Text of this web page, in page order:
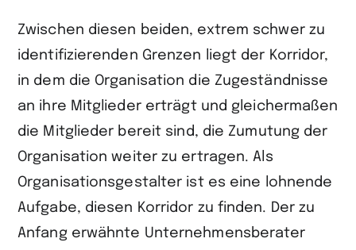
Zwischen diesen beiden, extrem schwer zu
identifizierenden Grenzen liegt der Korridor,
in dem die Organisation die Zugeständnisse
an ihre Mitglieder erträgt und gleichermaßen
die Mitglieder bereit sind, die Zumutung der
Organisation weiter zu ertragen. Als
Organisationsgestalter ist es eine lohnende
Aufgabe, diesen Korridor zu finden. Der zu
Anfang erwähnte Unternehmensberater